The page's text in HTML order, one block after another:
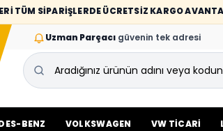
TÜM SİPARİŞLERDE ÜCRETSİZ KARGO
Uzman Parçacı güvenin tek adresi
BENZ VOLKSWAGEN VW TİCARİ